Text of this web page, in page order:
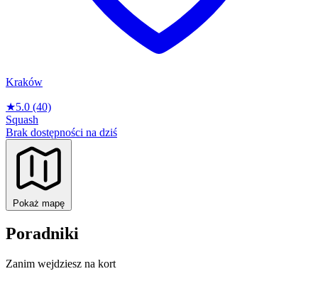
Kraków
★5.0 (40)
Squash
Brak dostępności na dziś
Pokaż mapę
Poradniki
Zanim wejdziesz na kort